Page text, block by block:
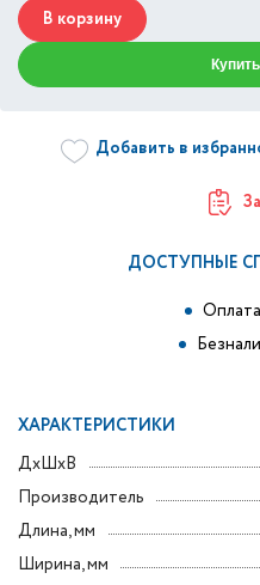
В корзину
Добавить в
ДОСТУПНЫЕ
ХАРАКТЕРИСТИКИ
ДxШxВ
Производитель
Длина, мм
Ширина, мм